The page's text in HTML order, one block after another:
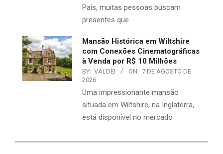
Pais, muitas pessoas buscam
presentes que
Mansão Histórica em Wiltshire
com Conexões Cinematográficas
à Venda por R$ 10 Milhões
BY: VALDEI ON: 7 DE AGOSTO DE
2026
Uma impressionante mansão
situada em Wiltshire, na Inglaterra,
está disponível no mercado